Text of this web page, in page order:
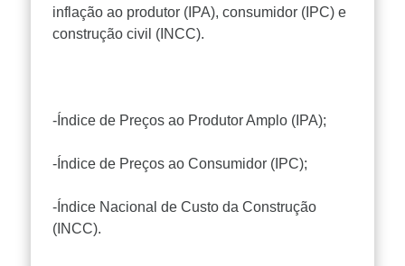
inflação ao produtor (IPA), consumidor (IPC) e
construção civil (INCC).
-Índice de Preços ao Produtor Amplo (IPA);
-Índice de Preços ao Consumidor (IPC);
-Índice Nacional de Custo da Construção
(INCC).